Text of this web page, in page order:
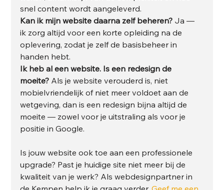
snel content wordt aangeleverd.
Kan ik mijn website daarna zelf beheren? Ja —
ik zorg altijd voor een korte opleiding na de
oplevering, zodat je zelf de basisbeheer in
handen hebt.
Ik heb al een website. Is een redesign de
moeite? Als je website verouderd is, niet
mobielvriendelijk of niet meer voldoet aan de
wetgeving, dan is een redesign bijna altijd de
moeite — zowel voor je uitstraling als voor je
positie in Google.
Is jouw website ook toe aan een professionele
upgrade? Past je huidige site niet meer bij de
kwaliteit van je werk? Als webdesignpartner in